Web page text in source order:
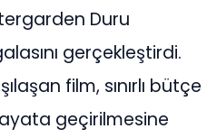
Duru
gerçekleştirdi.
film, sınırlı bütçe
geçirilmesine